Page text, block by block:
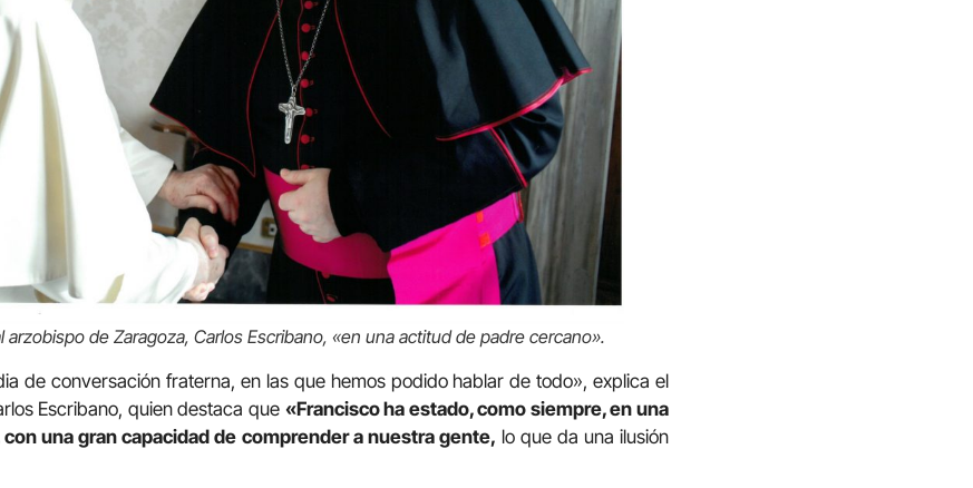
arzobispo de Zaragoza, Carlos Escribano, «en una actitud de padre cercano».
de conversación fraterna, en las que hemos podido hablar de todo», explica el
Escribano, quien destaca que «Francisco ha estado, como siempre, en una
una gran capacidad de comprender a nuestra gente, lo que da una ilusión